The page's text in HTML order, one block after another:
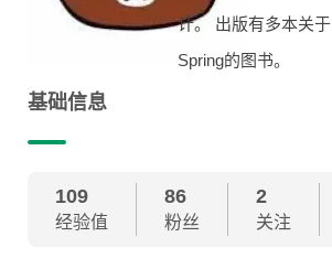
计。 出版有多本关于
Spring的图书。
基础信息
109
经验值
86
粉丝
2
关注